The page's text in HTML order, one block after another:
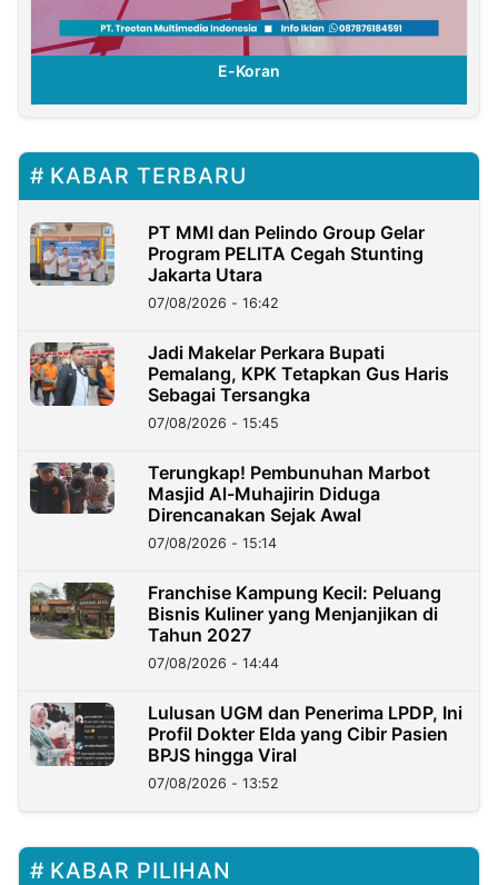
E-Koran
KABAR TERBARU
PT MMI dan Pelindo Group Gelar
Program PELITA Cegah Stunting
Jakarta Utara
07/08/2026 - 16:42
Jadi Makelar Perkara Bupati
Pemalang, KPK Tetapkan Gus Haris
Sebagai Tersangka
07/08/2026 - 15:45
Terungkap! Pembunuhan Marbot
Masjid Al-Muhajirin Diduga
Direncanakan Sejak Awal
07/08/2026 - 15:14
Franchise Kampung Kecil: Peluang
Bisnis Kuliner yang Menjanjikan di
Tahun 2027
07/08/2026 - 14:44
Lulusan UGM dan Penerima LPDP, Ini
Profil Dokter Elda yang Cibir Pasien
BPJS hingga Viral
07/08/2026 - 13:52
KABAR PILIHAN